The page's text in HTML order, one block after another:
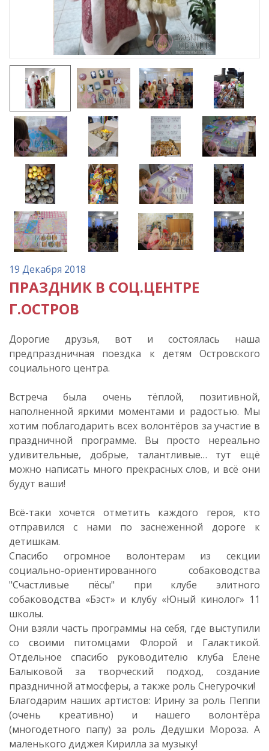
19 Декабря 2018
ПРАЗДНИК В СОЦ.ЦЕНТРЕ
Г.ОСТРОВ
Дорогие друзья, вот и состоялась наша
предпраздничная поездка к детям Островского
социального центра.
Встреча была очень тёплой, позитивной,
наполненной яркими моментами и радостью. Мы
хотим поблагодарить всех волонтёров за участие в
праздничной программе. Вы просто нереально
удивительные, добрые, талантливые… тут ещё
можно написать много прекрасных слов, и всё они
будут ваши!
Всё-таки хочется отметить каждого героя, кто
отправился с нами по заснеженной дороге к
детишкам.
Спасибо огромное волонтерам из секции
социально-ориентированного собаководства
"Счастливые пёсы" при клубе элитного
собаководства «Бэст» и клубу «Юный кинолог» 11
школы.
Они взяли часть программы на себя, где выступили
со своими питомцами Флорой и Галактикой.
Отдельное спасибо руководителю клуба Елене
Балыковой за творческий подход, создание
праздничной атмосферы, а также роль Снегурочки!
Благодарим наших артистов: Ирину за роль Пеппи
(очень креативно) и нашего волонтёра
(многодетного папу) за роль Дедушки Мороза. А
маленького диджея Кирилла за музыку!